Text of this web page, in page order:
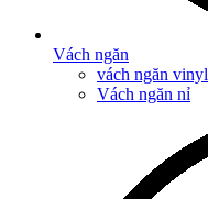
Vách ngăn
vách ngăn vinyl
Vách ngăn nỉ